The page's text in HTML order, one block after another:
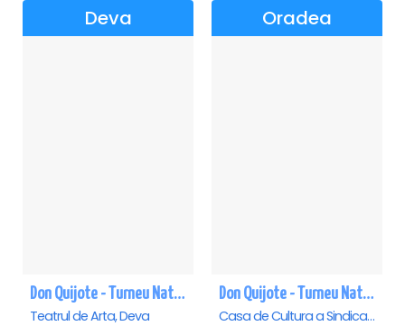
Deva
Don Quijote - Turneu National de balet - Deva
Teatrul de Arta, Deva
Oradea
Don Quijote - Turneu National de balet - Oradea
Casa de Cultura a Sindicatelor , Oradea